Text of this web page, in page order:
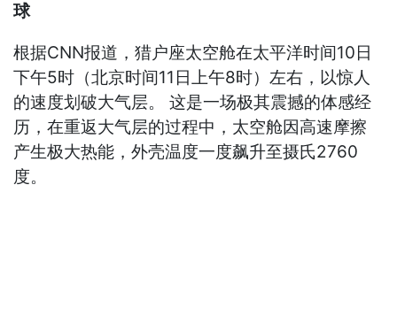
球
根据CNN报道，猎户座太空舱在太平洋时间10日
下午5时（北京时间11日上午8时）左右，以惊人
的速度划破大气层。 这是一场极其震撼的体感经
历，在重返大气层的过程中，太空舱因高速摩擦
产生极大热能，外壳温度一度飙升至摄氏2760
度。